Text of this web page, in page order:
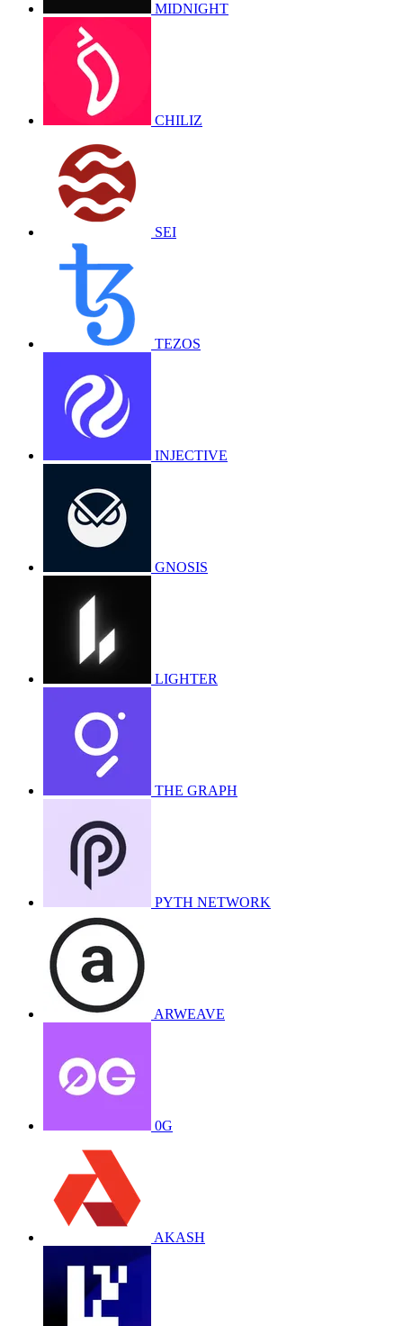
MIDNIGHT
CHILIZ
SEI
TEZOS
INJECTIVE
GNOSIS
LIGHTER
THE GRAPH
PYTH NETWORK
ARWEAVE
0G
AKASH